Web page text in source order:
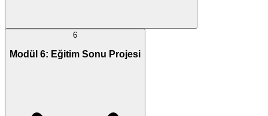
6
Modül 6: Eğitim Sonu Projesi